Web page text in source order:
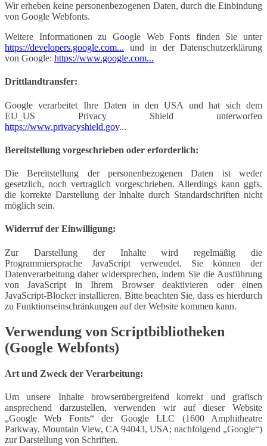
Wir erheben keine personenbezogenen Daten, durch die Einbindung
von Google Webfonts.
Weitere Informationen zu Google Web Fonts finden Sie unter
https://developers.google.com... und in der Datenschutzerklärung
von Google: https://www.google.com...
Drittlandtransfer:
Google verarbeitet Ihre Daten in den USA und hat sich dem
EU_US Privacy Shield unterworfen
https://www.privacyshield.gov...
Bereitstellung vorgeschrieben oder erforderlich:
Die Bereitstellung der personenbezogenen Daten ist weder
gesetzlich, noch vertraglich vorgeschrieben. Allerdings kann ggfs.
die korrekte Darstellung der Inhalte durch Standardschriften nicht
möglich sein.
Widerruf der Einwilligung:
Zur Darstellung der Inhalte wird regelmäßig die
Programmiersprache JavaScript verwendet. Sie können der
Datenverarbeitung daher widersprechen, indem Sie die Ausführung
von JavaScript in Ihrem Browser deaktivieren oder einen
JavaScript-Blocker installieren. Bitte beachten Sie, dass es hierdurch
zu Funktionseinschränkungen auf der Website kommen kann.
Verwendung von Scriptbibliotheken
(Google Webfonts)
Art und Zweck der Verarbeitung:
Um unsere Inhalte browserübergreifend korrekt und grafisch
ansprechend darzustellen, verwenden wir auf dieser Website
„Google Web Fonts“ der Google LLC (1600 Amphitheatre
Parkway, Mountain View, CA 94043, USA; nachfolgend „Google“)
zur Darstellung von Schriften.